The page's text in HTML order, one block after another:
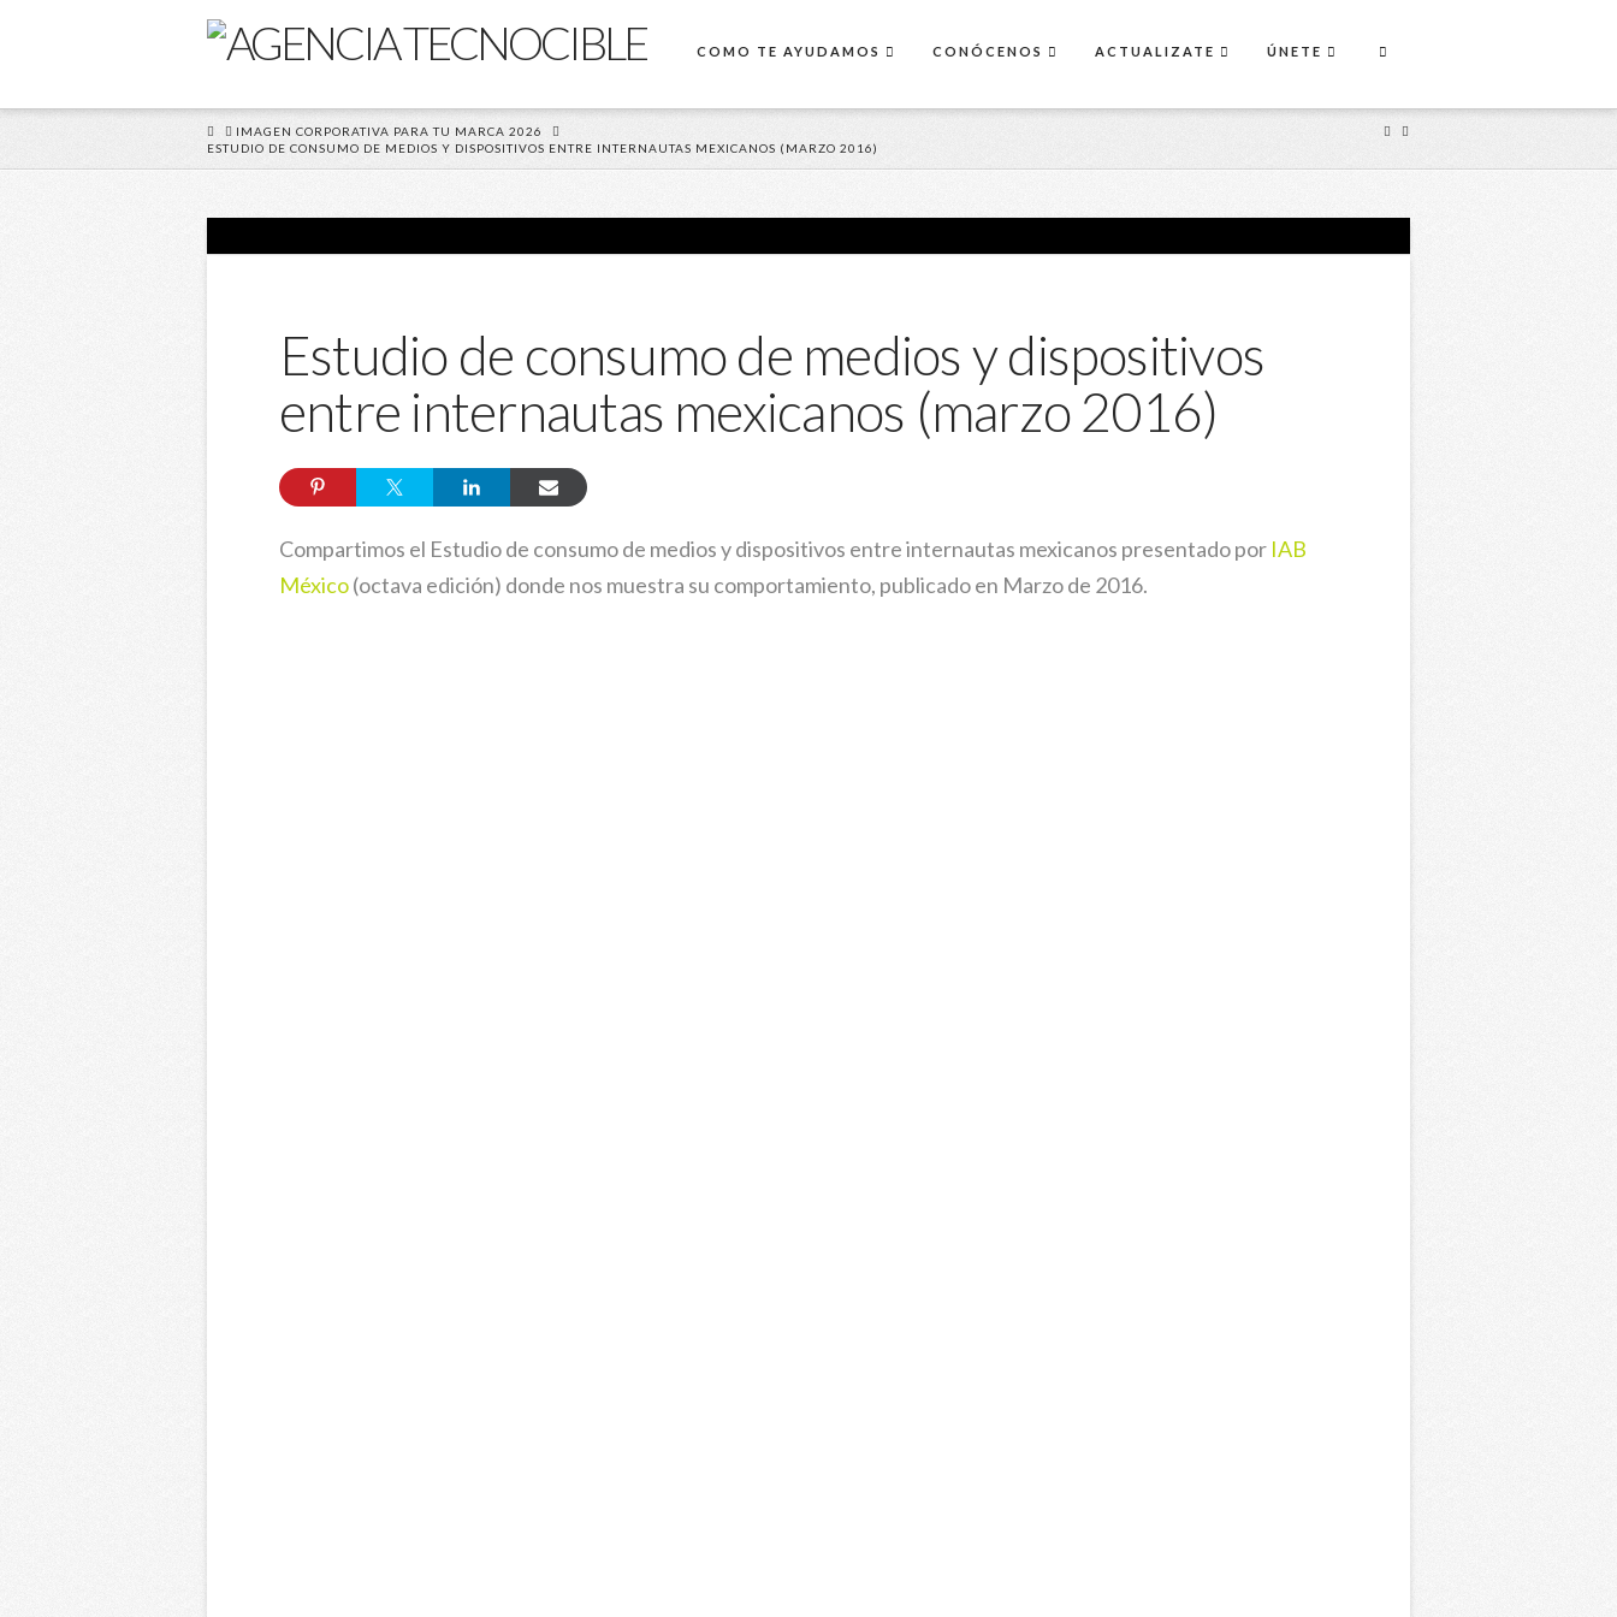
COMO TE AYUDAMOS CONÓCENOS ACTUALIZATE ÚNETE
HOMEIMAGEN CORPORATIVA PARA TU MARCA 2026
ESTUDIO DE CONSUMO DE MEDIOS Y DISPOSITIVOS ENTRE INTERNAUTAS MEXICANOS (MARZO 2016)
Estudio de consumo de medios y dispositivos
entre internautas mexicanos (marzo 2016)
Compartimos el Estudio de consumo de medios y dispositivos entre internautas mexicanos presentado por IAB
México(octava edición) donde nos muestra su comportamiento, publicado en Marzo de 2016.